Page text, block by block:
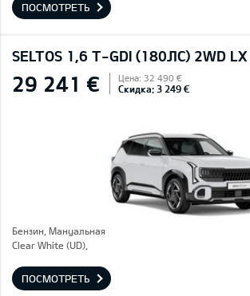
ПОСМОТРЕТЬ
SELTOS 1,6 T-GDI (180ЛС) 2WD LX
29 241 € Цена: 32 490 €
Скидка: 3 249 €
Бензин, Mануальная
Clear White (UD),
ПОСМОТРЕТЬ